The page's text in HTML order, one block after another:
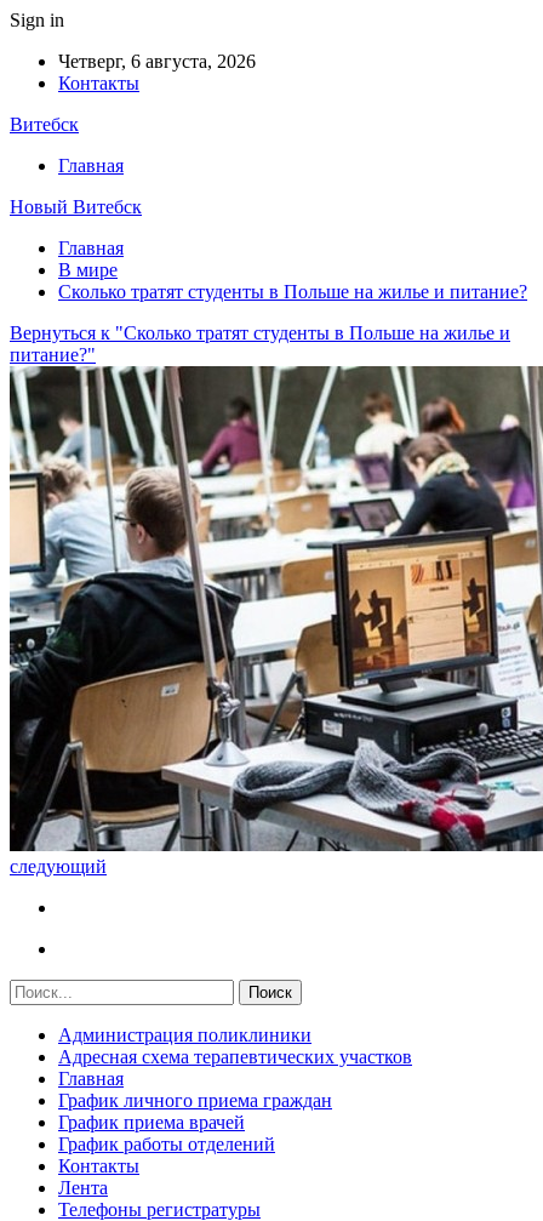
Sign in
Четверг, 6 августа, 2026
Контакты
Витебск
Главная
Новый Витебск
Главная
В мире
Сколько тратят студенты в Польше на жилье и питание?
Вернуться к "Сколько тратят студенты в Польше на жилье и
питание?"
следующий
Администрация поликлиники
Адресная схема терапевтических участков
Главная
График личного приема граждан
График приема врачей
График работы отделений
Контакты
Лента
Телефоны регистратуры